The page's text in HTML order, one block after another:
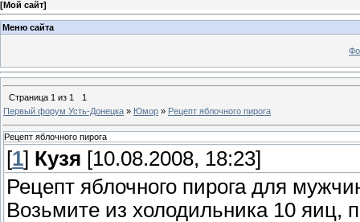
[Мой сайт]
Меню сайта
Страница 1 из 1
1
Первый форум Усть-Донецка » Юмор » Рецепт яблочного пирога
Рецепт яблочного пирога
[1] Кузя [10.08.2008, 18:23]
Рецепт яблочного пирога для
Возьмите из холодильника 10 яиц,